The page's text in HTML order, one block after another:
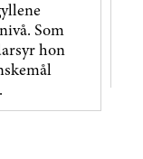
Som
hon